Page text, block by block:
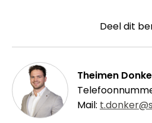
Deel dit
Theimen
Mail: